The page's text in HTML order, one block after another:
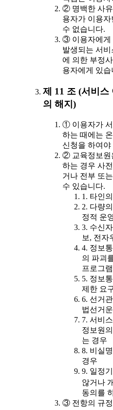
② 명백한 사유
용자가 이용
수 없습니다.
③ 이용자에게
발생되는 서
에 의한 부정
용자에게 있습
제 11 조 (서비스
의 해지)
① 이용자가
하는 때에는
신청을 하여야
② 교육정보원
하는 경우 사
거나 전부 또
수 있습니다.
1. 타인
2. 다량
정적 운
3. 수신
보, 전자
4. 정보
의 파괴
프로그
5. 정보
제한 요
6. 선거
법선거
7. 서비
정보원
는 경우
8. 비실
경우
9. 일정
않거나
동의를
③ 전항의 규정